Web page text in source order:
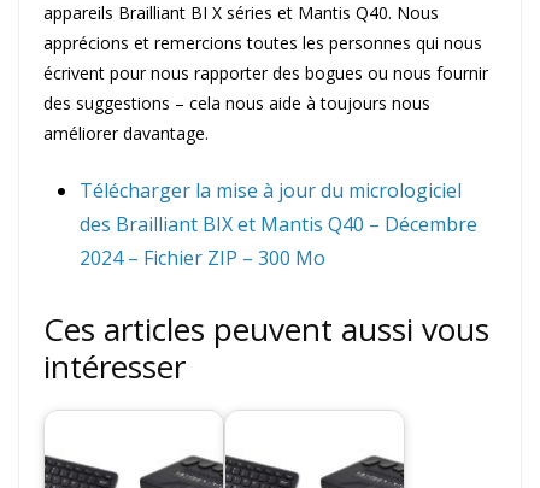
appareils Brailliant BI X séries et Mantis Q40. Nous
apprécions et remercions toutes les personnes qui nous
écrivent pour nous rapporter des bogues ou nous fournir
des suggestions – cela nous aide à toujours nous
améliorer davantage.
Télécharger la mise à jour du micrologiciel
des Brailliant BIX et Mantis Q40 – Décembre
2024 – Fichier ZIP – 300 Mo
Ces articles peuvent aussi vous
intéresser